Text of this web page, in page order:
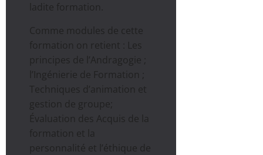
ladite formation.
Comme modules de cette
formation on retient : Les
principes de l’Andragogie ;
l’Ingénierie de Formation ;
Techniques d’animation et
gestion de groupe;
Évaluation des Acquis de la
formation et la
personnalité et l’éthique de